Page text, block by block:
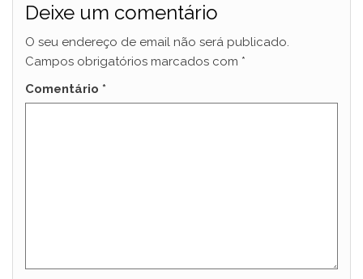
Deixe um comentário
O seu endereço de email não será publicado.
Campos obrigatórios marcados com *
Comentário *